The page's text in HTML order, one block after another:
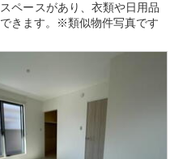
ペースがあり、衣類や日用品
きます。※類似物件写真です